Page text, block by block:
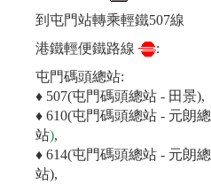
到屯門站轉乘輕鐵507線
港鐵輕便鐵路線
:
屯門碼頭總站:
♦ 507(屯門碼頭總站 - 田景),
♦ 610(屯門碼頭總站 - 元朗總
站),
♦ 614(屯門碼頭總站 - 元朗總
站),